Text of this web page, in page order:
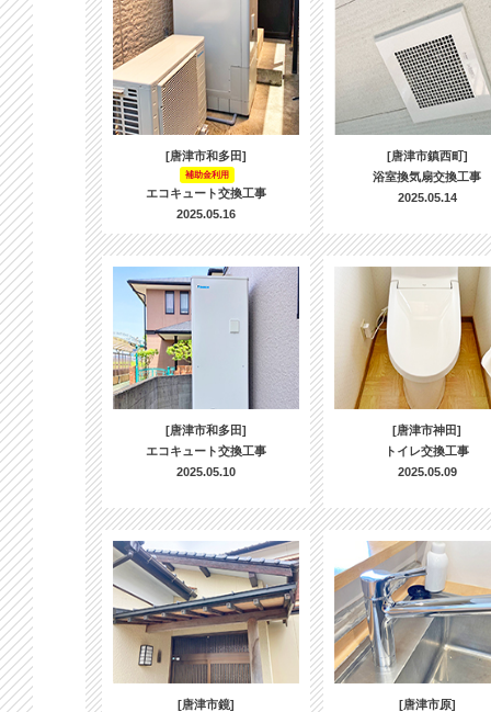
[唐津市和多田]
補助金利用
エコキュート交換工事
2025.05.16
[唐津市鎮西町]
浴室換気扇交換工事
2025.05.14
[唐津市和多田]
エコキュート交換工事
2025.05.10
[唐津市神田]
トイレ交換工事
2025.05.09
[唐津市鏡]
[唐津市原]